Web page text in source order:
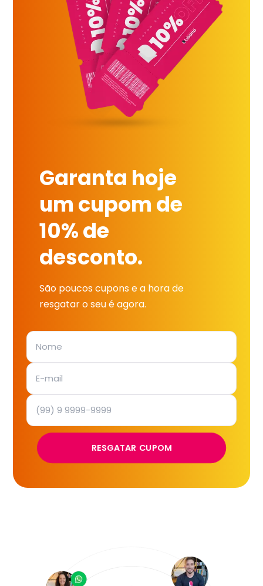
Garanta hoje
um cupom de
10% de
desconto.
São poucos cupons e a hora de
resgatar o seu é agora.
RESGATAR CUPOM